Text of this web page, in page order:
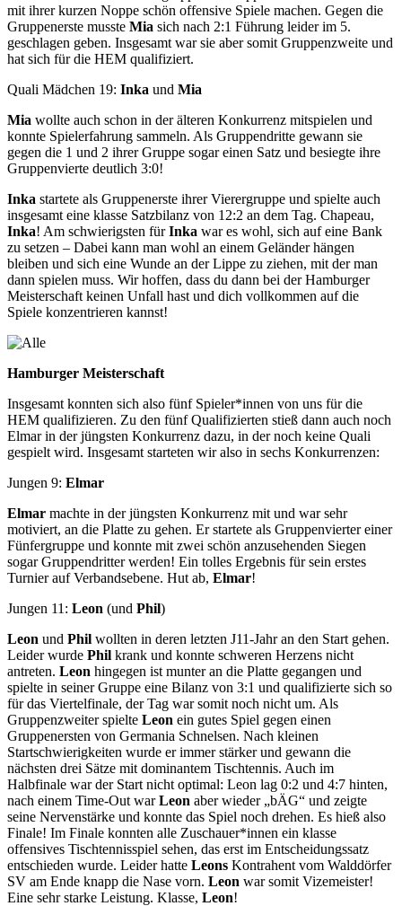
mit ihrer kurzen Noppe schön offensive Spiele machen. Gegen die
Gruppenerste musste Mia sich nach 2:1 Führung leider im 5.
geschlagen geben. Insgesamt war sie aber somit Gruppenzweite und
hat sich für die HEM qualifiziert.
Quali Mädchen 19: Inka und Mia
Mia wollte auch schon in der älteren Konkurrenz mitspielen und
konnte Spielerfahrung sammeln. Als Gruppendritte gewann sie
gegen die 1 und 2 ihrer Gruppe sogar einen Satz und besiegte ihre
Gruppenvierte deutlich 3:0!
Inka startete als Gruppenerste ihrer Vierergruppe und spielte auch
insgesamt eine klasse Satzbilanz von 12:2 an dem Tag. Chapeau,
Inka! Am schwierigsten fürInka war es wohl, sich auf eine Bank
zu setzen – Dabei kann man wohl an einem Geländer hängen
bleiben und sich eine Wunde an der Lippe zu ziehen, mit der man
dann spielen muss. Wir hoffen, dass du dann bei der Hamburger
Meisterschaft keinen Unfall hast und dich vollkommen auf die
Spiele konzentrieren kannst!
Hamburger Meisterschaft
Insgesamt konnten sich also fünf Spieler*innen von uns für die
HEM qualifizieren. Zu den fünf Qualifizierten stieß dann auch noch
Elmar in der jüngsten Konkurrenz dazu, in der noch keine Quali
gespielt wird. Insgesamt starteten wir also in sechs Konkurrenzen:
Jungen 9: Elmar
Elmar machte in der jüngsten Konkurrenz mit und war sehr
motiviert, an die Platte zu gehen. Er startete als Gruppenvierter einer
Fünfergruppe und konnte mit zwei schön anzusehenden Siegen
sogar Gruppendritter werden! Ein tolles Ergebnis für sein erstes
Turnier auf Verbandsebene. Hut ab, Elmar!
Jungen 11: Leon (und Phil)
Leon und Phil wollten in deren letzten J11-Jahr an den Start gehen.
Leider wurde Phil krank und konnte schweren Herzens nicht
antreten. Leon hingegen ist munter an die Platte gegangen und
spielte in seiner Gruppe eine Bilanz von 3:1 und qualifizierte sich so
für das Viertelfinale, der Tag war somit noch nicht um. Als
Gruppenzweiter spielte Leon ein gutes Spiel gegen einen
Gruppenersten von Germania Schnelsen. Nach kleinen
Startschwierigkeiten wurde er immer stärker und gewann die
nächsten drei Sätze mit dominantem Tischtennis. Auch im
Halbfinale war der Start nicht optimal: Leon lag 0:2 und 4:7 hinten,
nach einem Time-Out warLeon aber wieder „bÄG“ und zeigte
seine Nervenstärke und konnte das Spiel noch drehen. Es hieß also
Finale! Im Finale konnten alle Zuschauer*innen ein klasse
offensives Tischtennisspiel sehen, das erst im Entscheidungssatz
entschieden wurde. Leider hatte Leons Kontrahent vom Walddörfer
SV am Ende knapp die Nase vorn. Leon war somit Vizemeister!
Eine sehr starke Leistung. Klasse, Leon!